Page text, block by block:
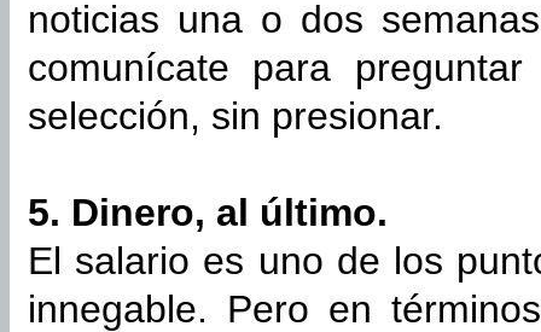
noticias una o dos
comunícate para
selección, sin presionar.
5. Dinero, al último.
El salario es uno de los
innegable. Pero en